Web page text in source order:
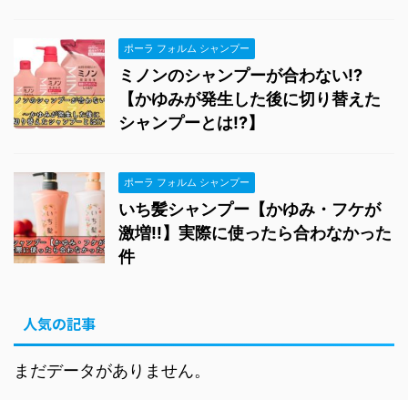
ポーラ フォルム シャンプー
ミノンのシャンプーが合わない!?
【かゆみが発生した後に切り替えた
シャンプーとは!?】
ポーラ フォルム シャンプー
いち髪シャンプー【かゆみ・フケが
激増!!】実際に使ったら合わなかった
件
人気の記事
まだデータがありません。